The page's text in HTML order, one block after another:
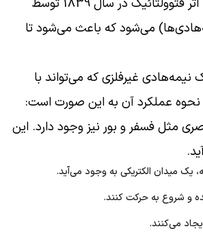
سلول‌های خورشیدی برخورد می‌کنند. این فرآیند اثر فتو ولتائیک نام دارد. اثر فتوولتائیک در سال 1839 توسط
می‌شود که باعث می‌شود تا
نیمه‌هادی غیرفلزی که می‌تواند با
نحوه عملکرد آن به این صورت است:
مثل فسفر و بور نیز وجود دارد. این
یک میدان الکتریکی به وجود می‌آید.
و شروع به حرکت کنند.
می‌کنند.